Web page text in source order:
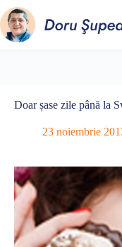
Sari
la
conținut
Doar șase zile până la
23 noiembrie